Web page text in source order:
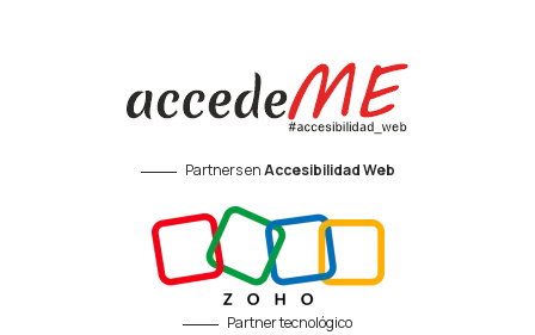
Partners enAccesibilidad Web
Partner tecnológico